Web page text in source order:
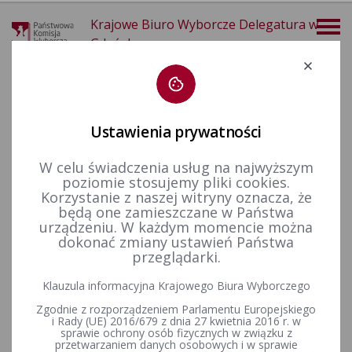
Krajowe Biuro Wyborcze Delegatura w
Gdańsku
Informacje prasowe
Komunikat Państwowej Komisji Wyborczej z dnia 13
wyborców oraz liczbie wyborców, którym wydano karty do
głosowania do godz. 17:00 w wyborach do Sejmu
Rzeczypospolitej Polskiej i do Senatu Rzeczypospolitej
Ustawienia prywatności
W celu świadczenia usług na najwyższym
poziomie stosujemy pliki cookies.
Korzystanie z naszej witryny oznacza, że
będą one zamieszczane w Państwa
urządzeniu. W każdym momencie można
dokonać zmiany ustawień Państwa
przeglądarki.
Klauzula informacyjna Krajowego Biura Wyborczego
Zgodnie z rozporządzeniem Parlamentu Europejskiego
i Rady (UE) 2016/679 z dnia 27 kwietnia 2016 r. w
sprawie ochrony osób fizycznych w związku z
przetwarzaniem danych osobowych i w sprawie